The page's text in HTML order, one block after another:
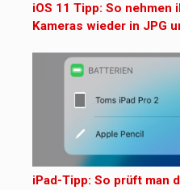
iOS 11 Tipp: So nehmen
Kameras wieder in JPG
iPad-Tipp: So prüft man